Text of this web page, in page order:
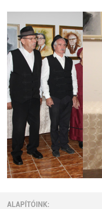
ALAPÍTÓINK: